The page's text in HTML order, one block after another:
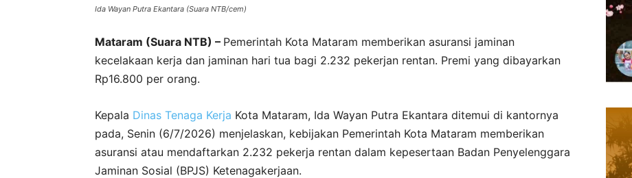
Ida Wayan Putra Ekantara (Suara NTB/cem)
Mataram (Suara NTB) – Pemerintah Kota Mataram memberikan asuransi jaminan
kecelakaan kerja dan jaminan hari tua bagi 2.232 pekerjan rentan. Premi yang dibayarkan
Rp16.800 per orang.
Kepala Dinas Tenaga Kerja Kota Mataram, Ida Wayan Putra Ekantara ditemui di kantornya
pada, Senin (6/7/2026) menjelaskan, kebijakan Pemerintah Kota Mataram memberikan
asuransi atau mendaftarkan 2.232 pekerja rentan dalam kepesertaan Badan Penyelenggara
Jaminan Sosial (BPJS) Ketenagakerjaan.